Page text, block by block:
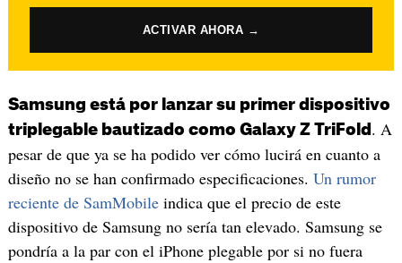
ACTIVAR AHORA →
Samsung está por lanzar su primer dispositivo
triplegable bautizado como Galaxy Z TriFold . A
pesar de que ya se ha podido ver cómo lucirá en cuanto a
diseño no se han confirmado especificaciones. Un rumor
reciente de SamMobileindica que el precio de este
dispositivo de Samsung no sería tan elevado. Samsung se
pondría a la par con el iPhone plegable por si no fuera